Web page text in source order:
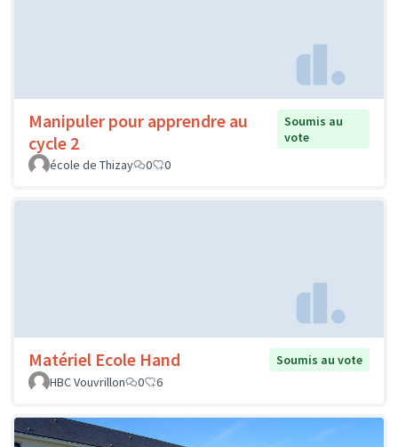
Manipuler pour apprendre au
cycle 2
Soumis au
vote
école de Thizay
0 0
Matériel Ecole Hand
Soumis au vote
HBC Vouvrillon
0 6